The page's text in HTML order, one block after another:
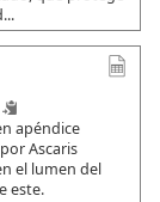
apéndice
Ascaris
el lumen del
este.